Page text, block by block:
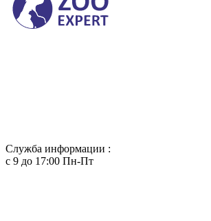
Служба информации :
с 9 до 17:00 Пн-Пт